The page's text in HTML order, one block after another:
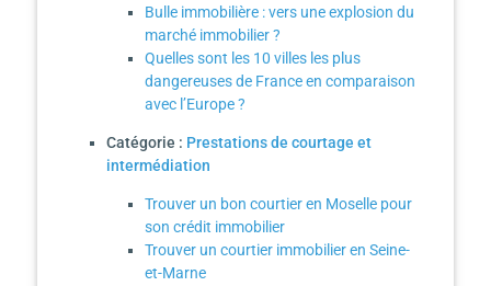
Bulle immobilière : vers une explosion du
marché immobilier ?
Quelles sont les 10 villes les plus
dangereuses de France en comparaison
avec l’Europe ?
Catégorie : Prestations de courtage et
intermédiation
Trouver un bon courtier en Moselle pour
son crédit immobilier
Trouver un courtier immobilier en Seine-
et-Marne